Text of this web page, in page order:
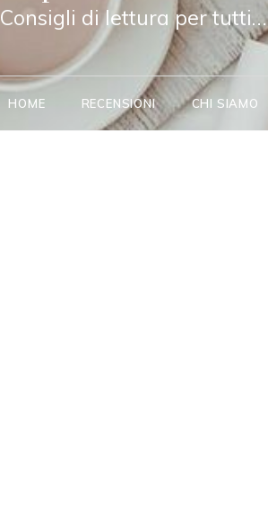
Consigli di lettura per tutti…
HOME RECENSIONI CHI SIAMO